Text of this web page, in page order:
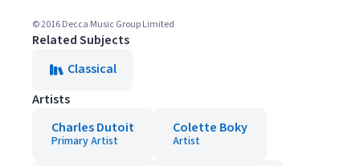
© 2016 Decca Music Group Limited
Related Subjects
Classical
Artists
Charles Dutoit
Primary Artist
Colette Boky
Artist